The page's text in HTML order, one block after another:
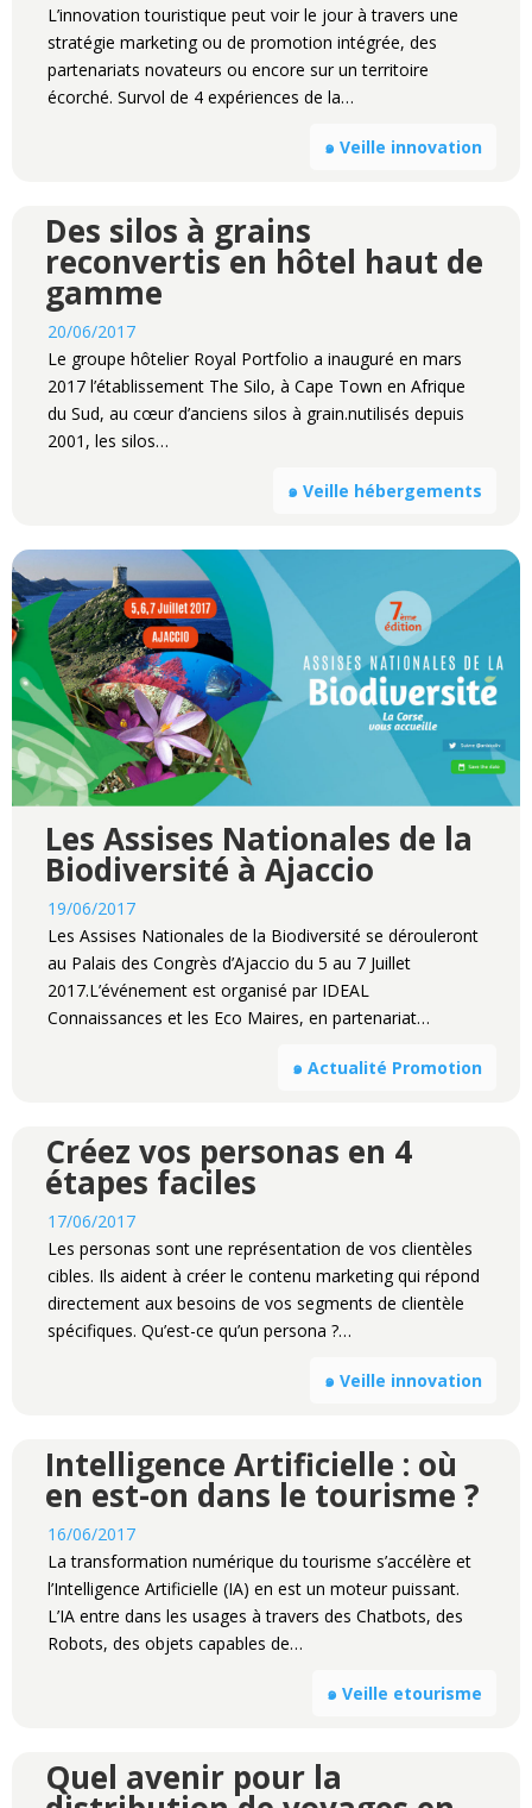
L’innovation touristique peut voir le jour à travers une
stratégie marketing ou de promotion intégrée, des
partenariats novateurs ou encore sur un territoire
écorché. Survol de 4 expériences de la…
๑ Veille innovation
Des silos à grains
reconvertis en hôtel haut de
gamme
20/06/2017
Le groupe hôtelier Royal Portfolio a inauguré en mars
2017 l’établissement The Silo, à Cape Town en Afrique
du Sud, au cœur d’anciens silos à grain.nutilisés depuis
2001, les silos…
๑ Veille hébergements
Les Assises Nationales de la
Biodiversité à Ajaccio
19/06/2017
Les Assises Nationales de la Biodiversité se dérouleront
au Palais des Congrès d’Ajaccio du 5 au 7 Juillet
2017.L’événement est organisé par IDEAL
Connaissances et les Eco Maires, en partenariat…
๑ Actualité Promotion
Créez vos personas en 4
étapes faciles
17/06/2017
Les personas sont une représentation de vos clientèles
cibles. Ils aident à créer le contenu marketing qui répond
directement aux besoins de vos segments de clientèle
spécifiques. Qu’est-ce qu’un persona ?…
๑ Veille innovation
Intelligence Artificielle : où
en est-on dans le tourisme ?
16/06/2017
La transformation numérique du tourisme s’accélère et
l’Intelligence Artificielle (IA) en est un moteur puissant.
L’IA entre dans les usages à travers des Chatbots, des
Robots, des objets capables de…
๑ Veille etourisme
Quel avenir pour la